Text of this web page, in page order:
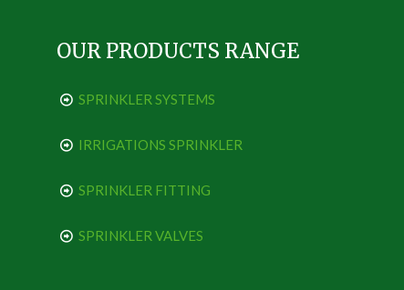
OUR PRODUCTS RANGE
SPRINKLER SYSTEMS
IRRIGATIONS SPRINKLER
SPRINKLER FITTING
SPRINKLER VALVES